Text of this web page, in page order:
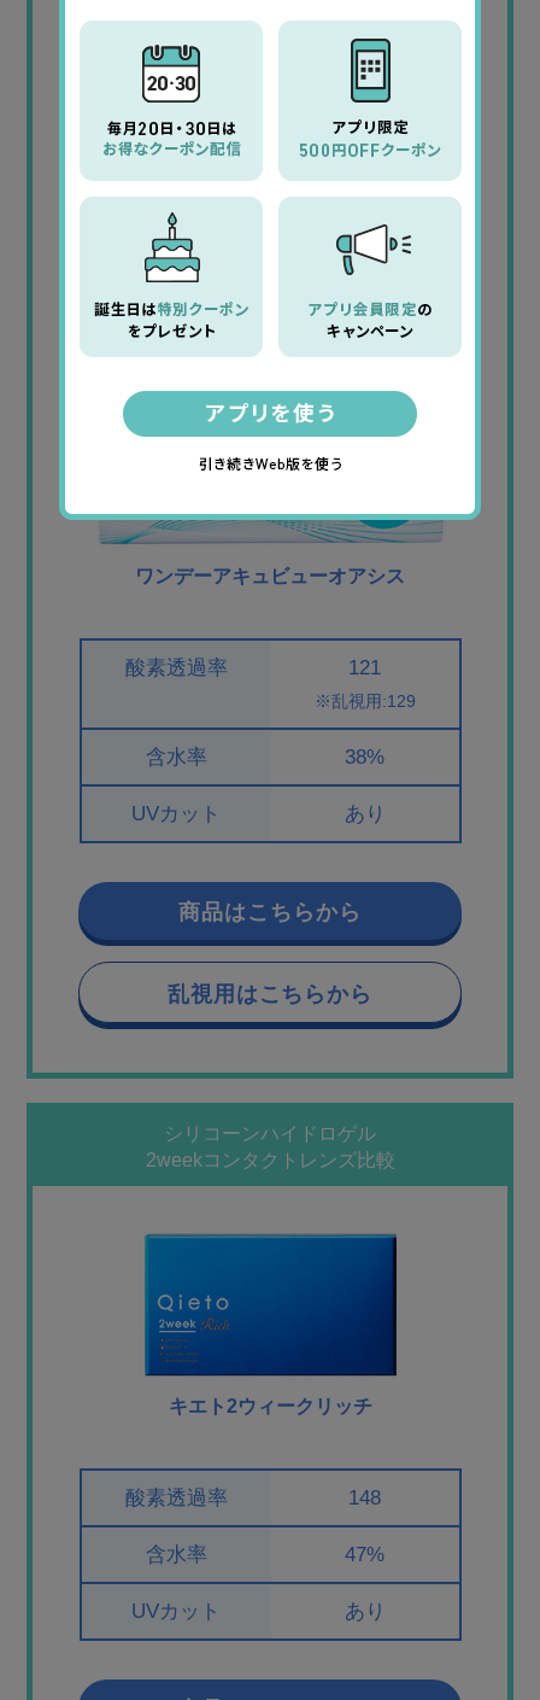
ワンデーアキュビューオアシスMAX
酸素透過率 121
含水率 38%
UVカット あり
商品はこちらから
ワンデーアキュビューオアシス
酸素透過率 121
※乱視用:129
含水率 38%
UVカット あり
商品はこちらから
乱視用はこちらから
シリコーンハイドロゲル
2weekコンタクトレンズ比較
キエト2ウィークリッチ
酸素透過率 148
含水率 47%
UVカット あり